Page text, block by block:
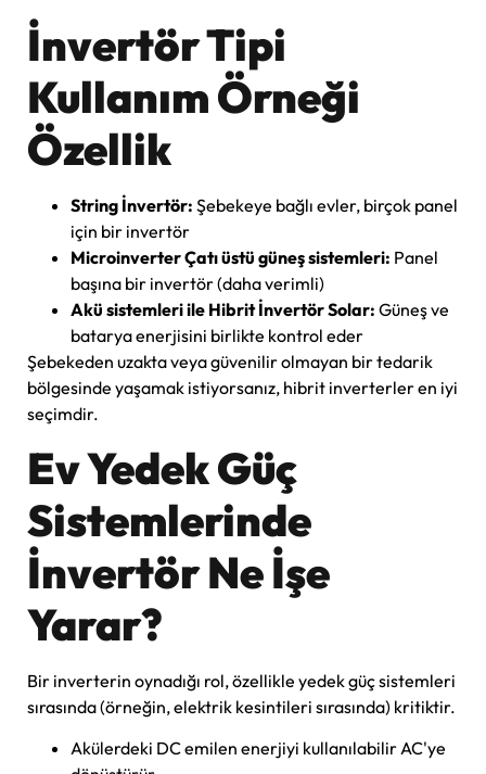
İnvertör Tipi
Kullanım Örneği
Özellik
String İnvertör: Şebekeye bağlı evler, birçok panel
için bir invertör
Microinverter Çatı üstü güneş sistemleri: Panel
başına bir invertör (daha verimli)
Akü sistemleri ile Hibrit İnvertör Solar: Güneş ve
batarya enerjisini birlikte kontrol eder
Şebekeden uzakta veya güvenilir olmayan bir tedarik
bölgesinde yaşamak istiyorsanız, hibrit inverterler en iyi
seçimdir.
Ev Yedek Güç
Sistemlerinde
İnvertör Ne İşe
Yarar?
Bir inverterin oynadığı rol, özellikle yedek güç sistemleri
sırasında (örneğin, elektrik kesintileri sırasında) kritiktir.
Akülerdeki DC emilen enerjiyi kullanılabilir AC'ye